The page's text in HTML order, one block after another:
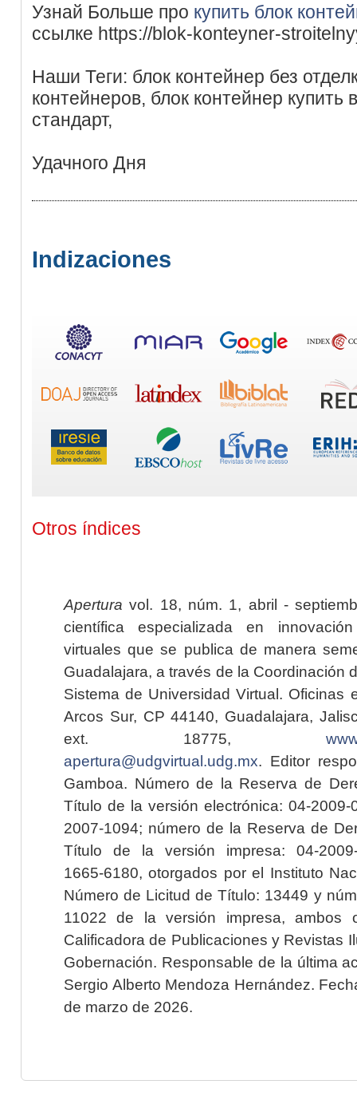
Узнай Больше про купить блок
ссылке https://blok-konteyner-
Наши Теги: блок контейнер без
контейнеров, блок контейнер купить
стандарт,
Удачного Дня
Indizaciones
Otros índices
Apertura vol. 18, núm. 1, abril -
científica especializada en
virtuales que se publica de manera
Guadalajara, a través de la Coordinación
Sistema de Universidad Virtual. Oficinas
Arcos Sur, CP 44140, Guadalajara,
ext. 18775,
apertura@udgvirtual.udg.mx. Editor
Gamboa. Número de la Reserva de
Título de la versión electrónica: 04-2009-
2007-1094; número de la Reserva de
Título de la versión impresa: 04-2009-
1665-6180, otorgados por el Instituto
Número de Licitud de Título: 13449 y
11022 de la versión impresa, ambos
Calificadora de Publicaciones y Revistas
Gobernación. Responsable de la última
Sergio Alberto Mendoza Hernández.
de marzo de 2026.